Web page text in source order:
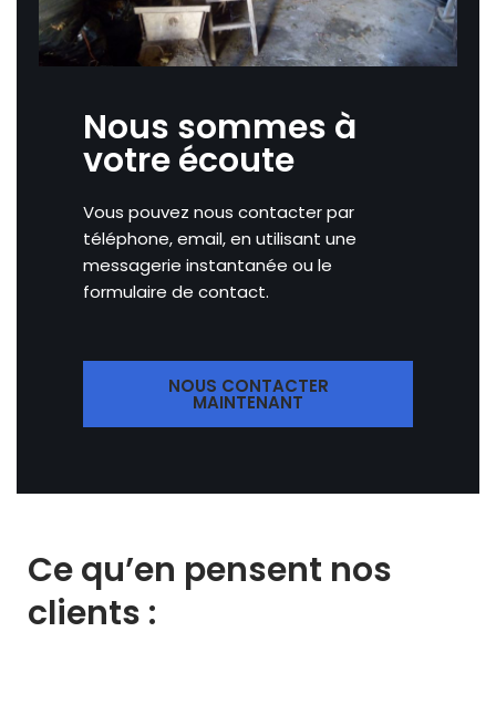
Nous sommes à
votre écoute
Vous pouvez nous contacter par
téléphone, email, en utilisant une
messagerie instantanée ou le
formulaire de contact.
NOUS CONTACTER
MAINTENANT
Ce qu’en pensent nos
clients :